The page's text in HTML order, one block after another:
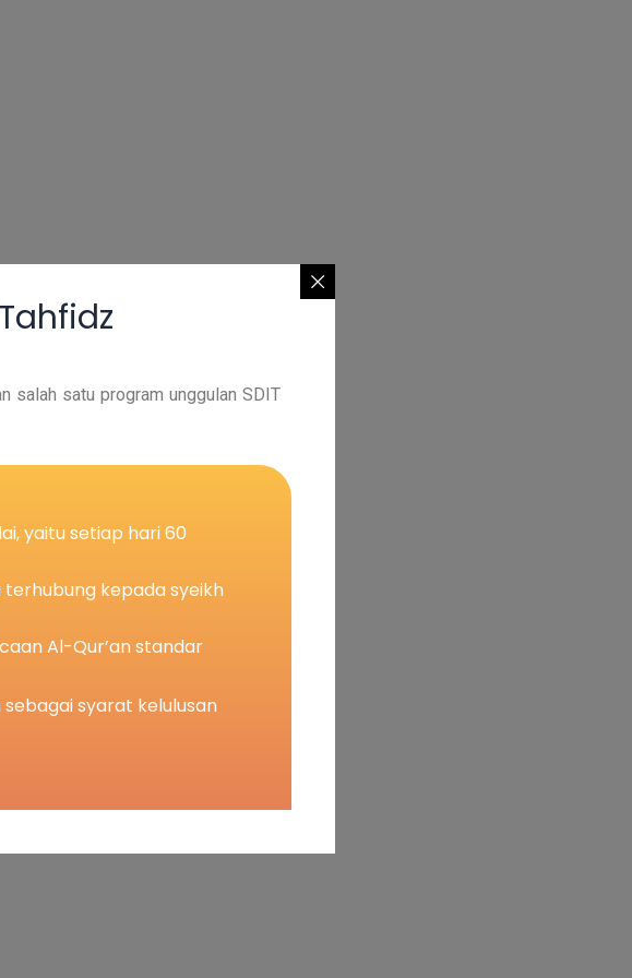
salah satu program unggulan SDIT
yaitu setiap hari 60
kepada syeikh
Al-Qur’an standar
sebagai syarat kelulusan